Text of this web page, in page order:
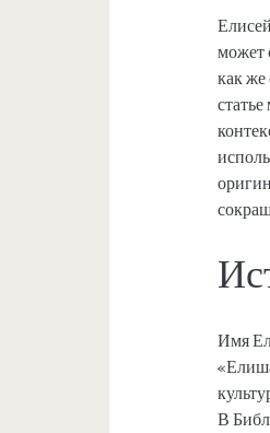
может
как же
Имя
В